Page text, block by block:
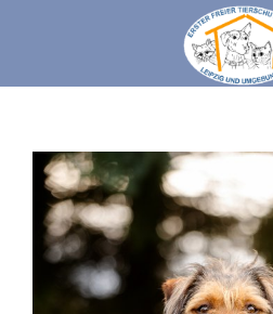
TIERHEIM
FAQ
TIERHALTUNG UND RECHT